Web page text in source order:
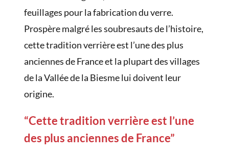
feuillages pour la fabrication du verre.
Prospère malgré les soubresauts de l’histoire,
cette tradition verrière est l’une des plus
anciennes de France et la plupart des villages
de la Vallée de la Biesme lui doivent leur
origine.
“Cette tradition verrière est l’une
des plus anciennes de France”